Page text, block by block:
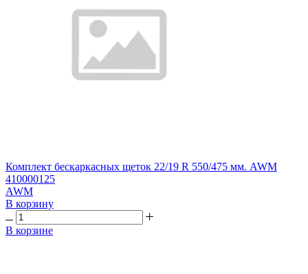
Комплект бескаркасных щеток 22/19 R 550/475 мм. AWM
410000125
AWM
В корзину
В корзине